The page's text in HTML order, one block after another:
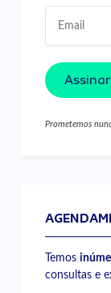
Assinar
Prometemos
Temos
consultas e